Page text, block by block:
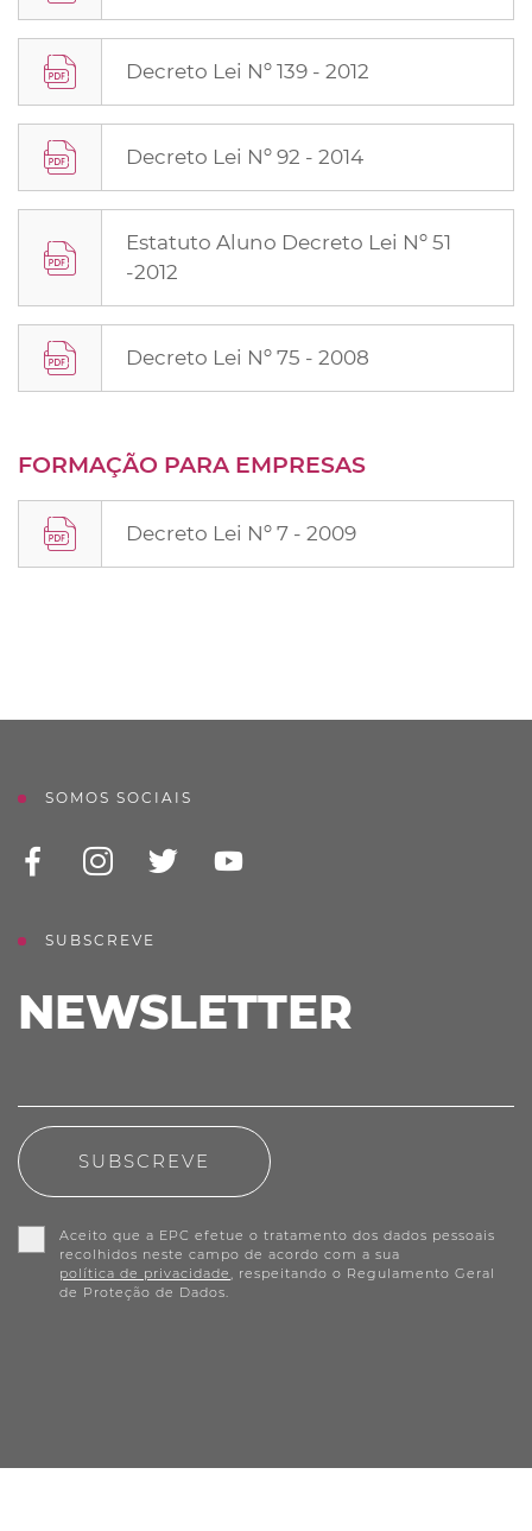
Decreto Lei Nº 139 - 2012
Decreto Lei Nº 92 - 2014
Estatuto Aluno Decreto Lei Nº 51
-2012
Decreto Lei Nº 75 - 2008
FORMAÇÃO PARA EMPRESAS
Decreto Lei Nº 7 - 2009
SOMOS SOCIAIS
SUBSCREVE
NEWSLETTER
SUBSCREVE
Aceito que a EPC efetue o tratamento dos dados pessoais
recolhidos neste campo de acordo com a sua
política de privacidade , respeitando o Regulamento Geral
de Proteção de Dados.